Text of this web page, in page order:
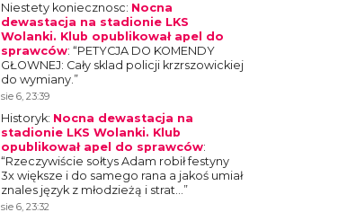
Niestety koniecznosc: Nocna
dewastacja na stadionie LKS
Wolanki. Klub opublikował apel do
sprawców: “PETYCJA DO KOMENDY
GŁOWNEJ: Cały sklad policji krzrszowickiej
do wymiany.”
sie 6, 23:39
Historyk: Nocna dewastacja na
stadionie LKS Wolanki. Klub
opublikował apel do sprawców:
“Rzeczywiście sołtys Adam robił festyny
3x większe i do samego rana a jakoś umiał
znales język z młodzieżą i strat…”
sie 6, 23:32